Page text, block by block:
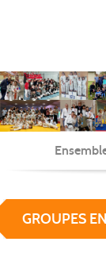
GROUPES
Panneau de